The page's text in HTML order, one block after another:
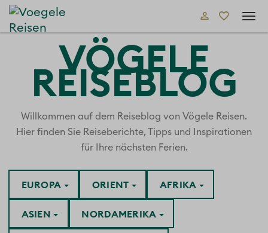
VÖGELE
REISEBLOG
Willkommen auf dem Reiseblog von Vögele Reisen.
Hier finden Sie Reiseberichte, Tipps und Inspirationen
für Ihre nächsten Ferien.
AFRIKA
ASIEN
EUROPA
NORDAMERIKA
ORIENT